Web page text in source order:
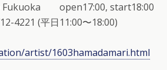
Fukuoka open17:00, start18:00
4221 (平日11:00〜18:00)
artist/1603hamadamari.html